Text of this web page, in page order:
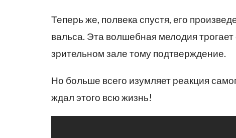
Теперь же, полвека спустя, его
вальса. Эта волшебная мелодия
зрительном зале тому подтверждение.
Но больше всего изумляет реакция
ждал этого всю жизнь!